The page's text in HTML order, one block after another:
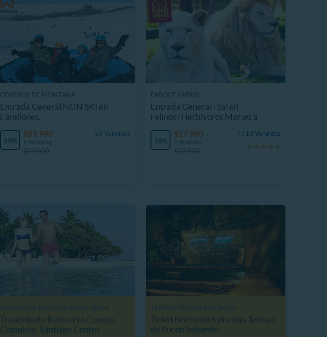
Entrada General NON SKI en
Farellones,
19%
53 Vendidos
$59.990
Entrada General+Safari
Felinos+Herbívoros Martes a
18%
4510 Vendidos
$17.990
Tratamiento Reductivo Cuerpo
Completo, Santiago Centro
Ticket Nocturno 6 piscinas Termas
de Pucon Indomito